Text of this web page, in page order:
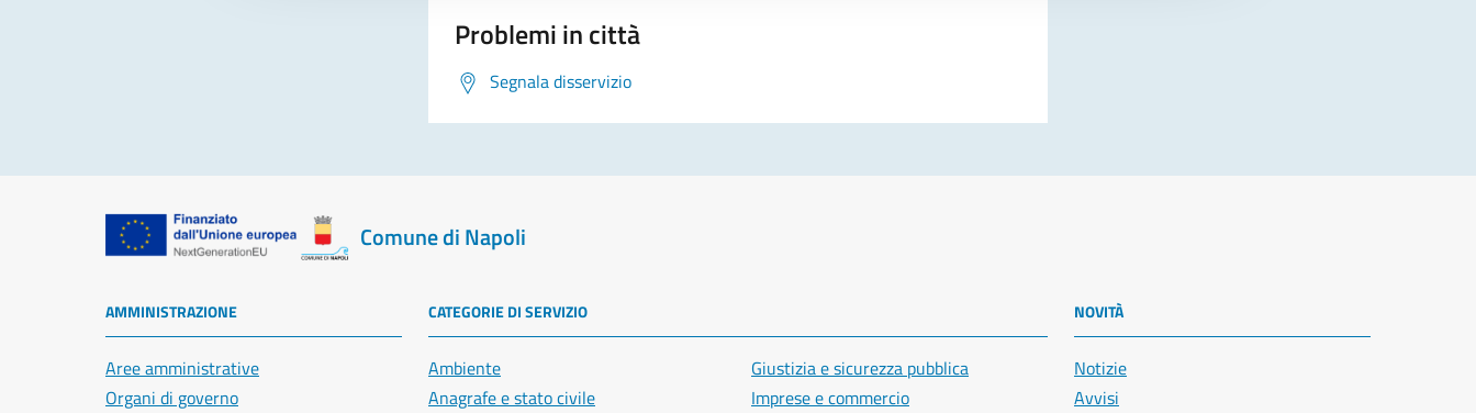
Problemi in città
Segnala disservizio
Comune di Napoli
AMMINISTRAZIONE
Aree amministrative
Organi di governo
CATEGORIE DI SERVIZIO
Ambiente
Anagrafe e stato civile
Giustizia e sicurezza pubblica
Imprese e commercio
NOVITÀ
Notizie
Avvisi